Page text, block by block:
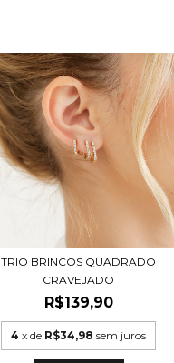
TRIO BRINCOS QUADRADO
CRAVEJADO
R$139,90
4 x de R$34,98 sem juros